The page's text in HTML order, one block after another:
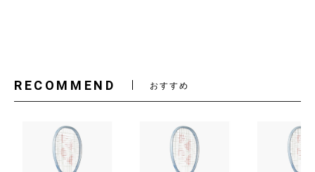
RECOMMEND おすすめ